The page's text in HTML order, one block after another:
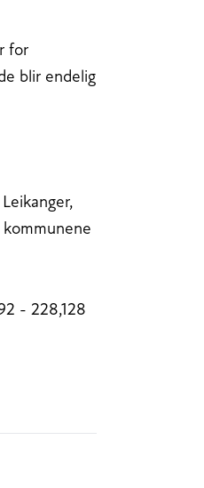
for
blir endelig
kommunene
- 228,128